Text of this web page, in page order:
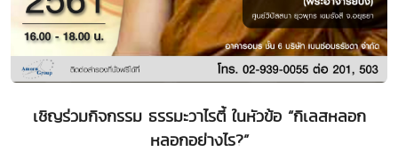
เชิญร่วมกิจกรรม ธรรมะวาไรตี้ ในหัวข้อ “กิเลสหลอก
หลอกอย่างไร?”